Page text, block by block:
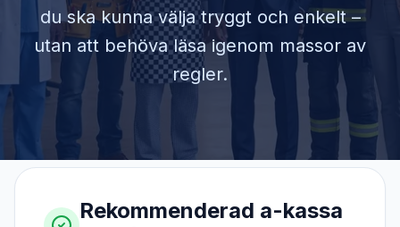
du ska kunna välja tryggt och enkelt –
utan att behöva läsa igenom massor av
regler.
Rekommenderad a-kassa